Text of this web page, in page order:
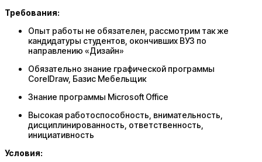
Требования:
Опыт работы не обязателен, рассмотрим так же
кандидатуры студентов, окончивших ВУЗ по
направлению «Дизайн»
Обязательно знание графической программы
CorelDraw, Базис Мебельщик
Знание программы Microsoft Office
Высокая работоспособность, внимательность,
дисциплинированность, ответственность,
инициативность
Условия: